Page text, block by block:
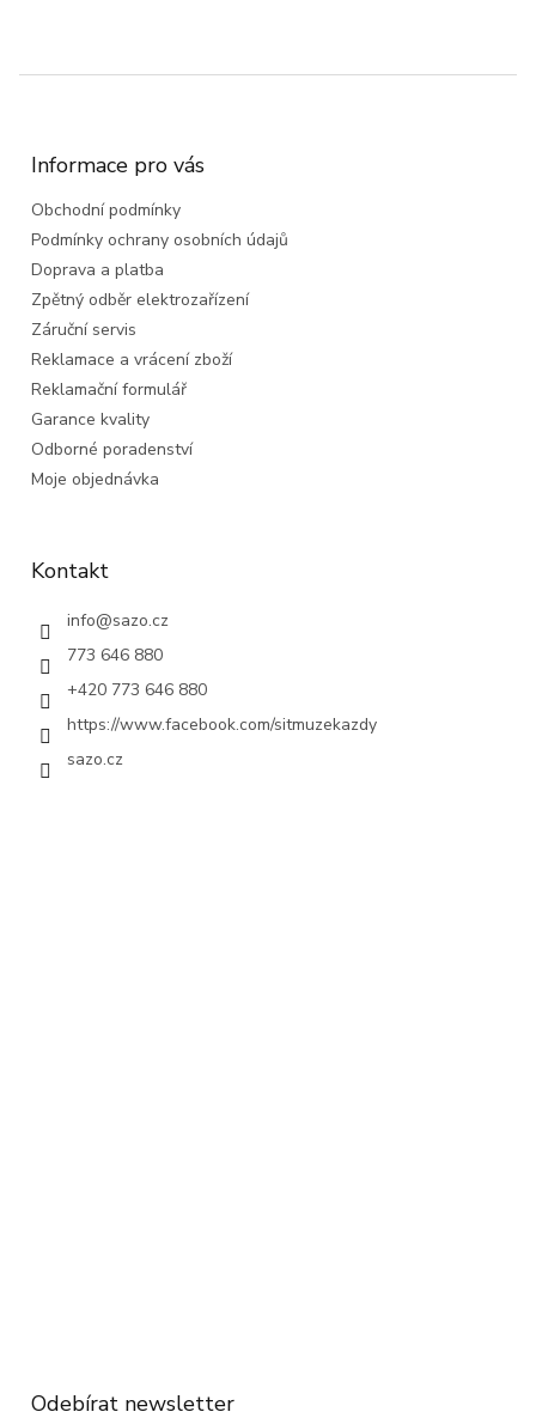
Informace pro vás
Obchodní podmínky
Podmínky ochrany osobních údajů
Doprava a platba
Zpětný odběr elektrozařízení
Záruční servis
Reklamace a vrácení zboží
Reklamační formulář
Garance kvality
Odborné poradenství
Moje objednávka
Kontakt
info@sazo.cz
773 646 880
+420 773 646 880
https://www.facebook.com/sitmuzekazdy
sazo.cz
Odebírat newsletter